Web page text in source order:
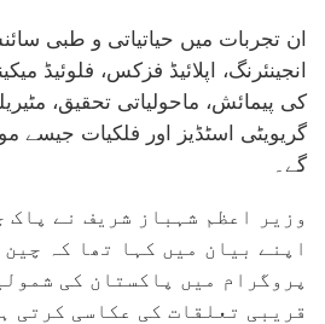
ان تجربات میں حیاتیاتی و طبی
انجینئرنگ، اپلائیڈ فزکس، فلوئیڈ
کی پیمائش، ماحولیاتی تحقیق،
گریویٹی اسٹڈیز اور فلکیات
گے۔
وزیر اعظم شہباز شریف نے پاک
اپنے بیان میں کہا تھا کہ چین
پروگرام میں پاکستان کی
قریبی تعلقات کی عکاسی کرتی